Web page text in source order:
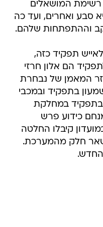
המושאלים
סבע ואחרים, ועד כה
וההתפתחות שלהם.
תפקיד כזה,
הם אלון חרזי
המאמן של נבחרת
בתפקיד ובמכבי
בתפקיד במחלקת
כידוע פרש
קיבלו החלטה
חלק מהמערכת.